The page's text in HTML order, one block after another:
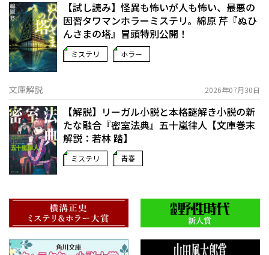
【試し読み】怪異も怖いが人も怖い、最悪の
因習タワマンホラーミステリ。綿原 芹『ぬひ
んさまの塔』冒頭特別公開！
ミステリ ホラー
文庫解説 2026年07月30日
【解説】リーガル小説と本格謎解き小説の新
たな融合――『密室法典』五十嵐律人【文庫巻末
解説：若林 踏】
ミステリ 青春